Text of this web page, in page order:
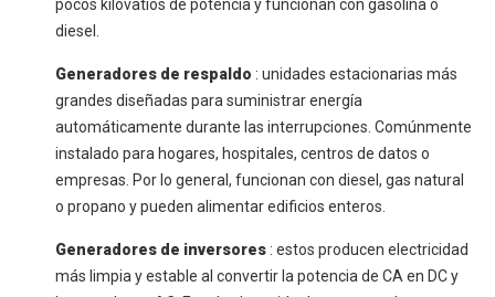
pocos kilovatios de potencia y funcionan con gasolina o
diesel.
Generadores de respaldo : unidades estacionarias más
grandes diseñadas para suministrar energía
automáticamente durante las interrupciones. Comúnmente
instalado para hogares, hospitales, centros de datos o
empresas. Por lo general, funcionan con diesel, gas natural
o propano y pueden alimentar edificios enteros.
Generadores de inversores : estos producen electricidad
más limpia y estable al convertir la potencia de CA en DC y